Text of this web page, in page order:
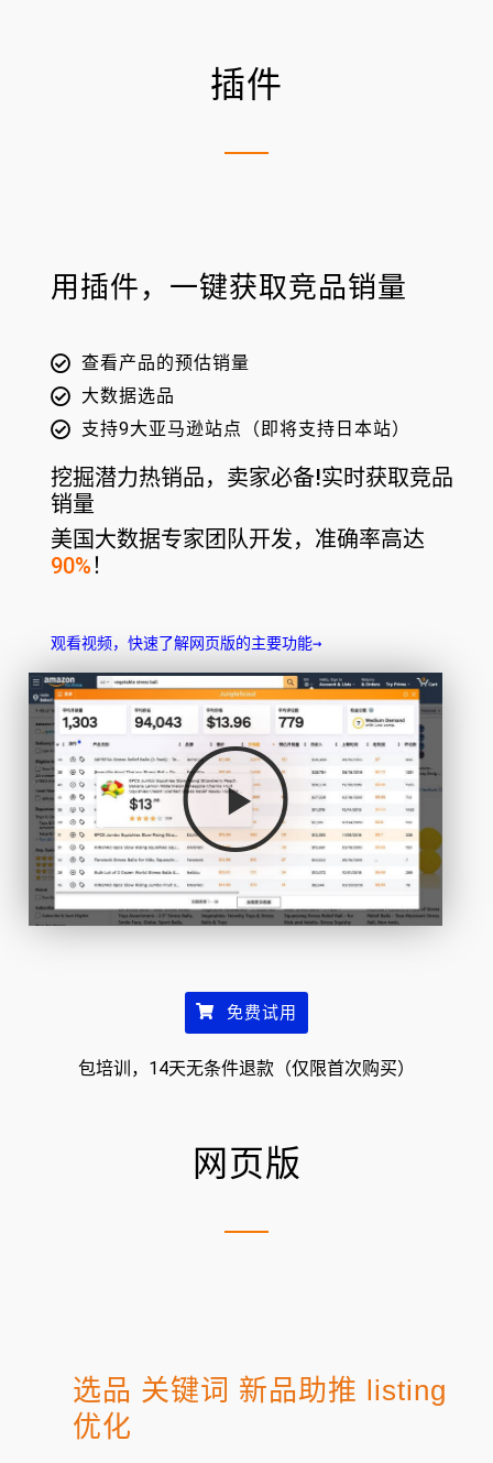
插件
用插件，一键获取竞品销量​
查看产品的预估销量
大数据选品
支持9大亚马逊站点（即将支持日本站）
挖掘潜力热销品，卖家必备!实时获取竞品
销量
美国大数据专家团队开发， 准确率高达
90%！
观看视频，快速了解网页版的主要功能→
免费试用
包培训，14天无条件退款（仅限首次购买）
网页版
选品 关键词 新品助推 listing
优化